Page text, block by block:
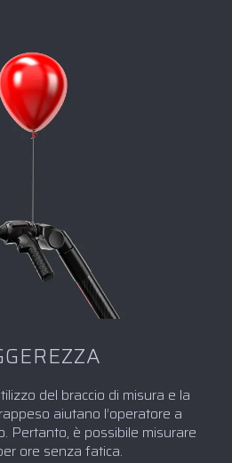
del braccio di misura e la
aiutano l’operatore a
Pertanto, è possibile misurare
ore senza fatica.